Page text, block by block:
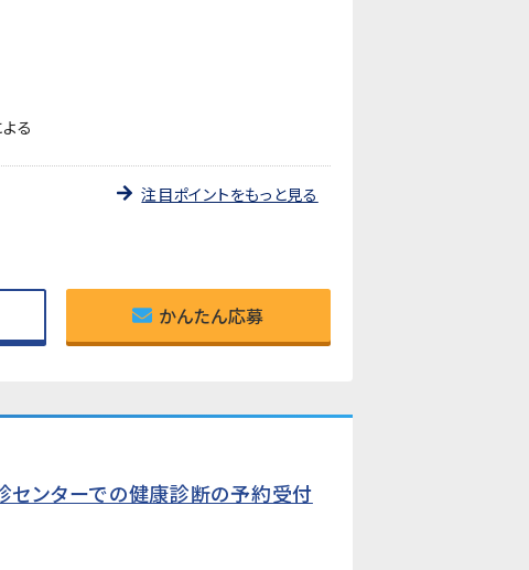
る
注目ポイントをもっと見る
かんたん応募
ンターでの健康診断の予約受付